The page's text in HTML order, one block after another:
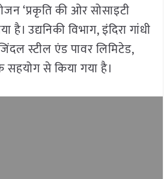
‘प्रकृति की ओर सोसाइटी
है। उद्यनिकी विभाग, इंदिरा गांधी
स्टील एंड पावर लिमिटेड,
सहयोग से किया गया है।